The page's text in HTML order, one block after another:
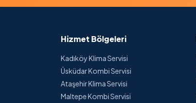
Hizmet Bölgeleri
Kadıköy Klima Servisi
Üsküdar Kombi Servisi
Ataşehir Klima Servisi
Maltepe Kombi Servisi